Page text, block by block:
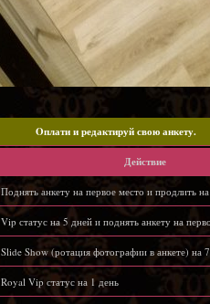
Oплати и редактируй свою анкету.
Действие
Поднять анкету на первое место и продлить
Vip статус на 5 дней и поднять анкету на
Slide Show (ротация фотографии в анкете) на
Royal Vip статус на 1 день